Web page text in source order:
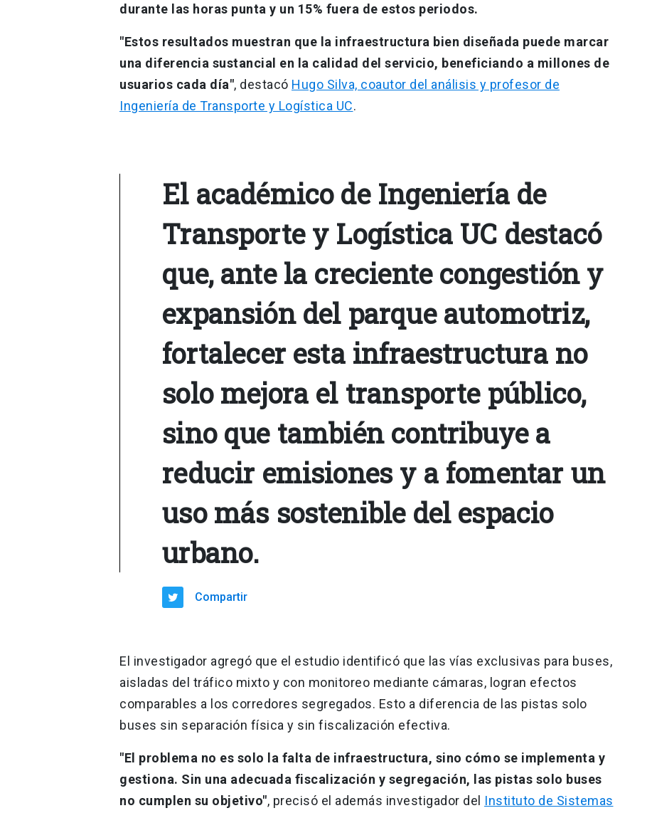
durante las horas punta y un 15% fuera de estos periodos.
"Estos resultados muestran que la infraestructura bien diseñada puede marcar
una diferencia sustancial en la calidad del servicio, beneficiando a millones de
usuarios cada día", destacó Hugo Silva, coautor del análisis y profesor de
Ingeniería de Transporte y Logística UC.
El académico de Ingeniería de
Transporte y Logística UC destacó
que, ante la creciente congestión y
expansión del parque automotriz,
fortalecer esta infraestructura no
solo mejora el transporte público,
sino que también contribuye a
reducir emisiones y a fomentar un
uso más sostenible del espacio
urbano.
Compartir
El investigador agregó que el estudio identificó que las vías exclusivas para buses,
aisladas del tráfico mixto y con monitoreo mediante cámaras, logran efectos
comparables a los corredores segregados. Esto a diferencia de las pistas solo
buses sin separación física y sin fiscalización efectiva.
"El problema no es solo la falta de infraestructura, sino cómo se implementa y
gestiona. Sin una adecuada fiscalización y segregación, las pistas solo buses
no cumplen su objetivo", precisó el además investigador del Instituto de Sistemas